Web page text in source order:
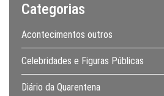
Categorias
Acontecimentos outros
Celebridades e Figuras Públicas
Diário da Quarentena